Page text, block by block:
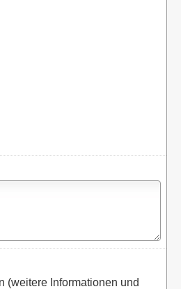
(weitere Informationen und